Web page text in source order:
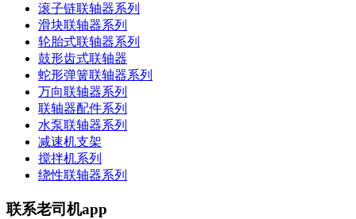
滚子链联轴器系列
滑块联轴器系列
轮胎式联轴器系列
鼓形齿式联轴器
蛇形弹簧联轴器系列
万向联轴器系列
联轴器配件系列
水泵联轴器系列
减速机支架
搅拌机系列
绕性联轴器系列
联系老司机app